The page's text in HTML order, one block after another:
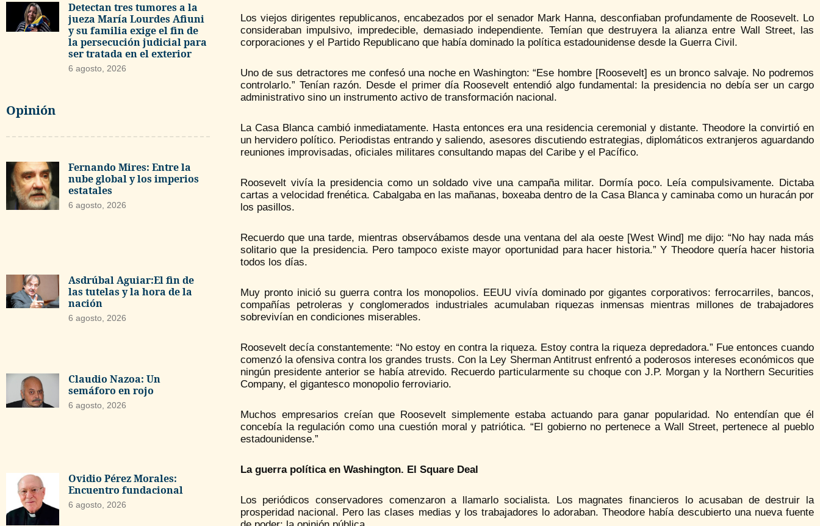
Detectan tres tumores a la
jueza María Lourdes Afiuni
y su familia exige el fin de
la persecución judicial para
ser tratada en el exterior
6 agosto, 2026
Opinión
Fernando Mires: Entre la
nube global y los imperios
estatales
6 agosto, 2026
Asdrúbal Aguiar:El fin de
las tutelas y la hora de la
nación
6 agosto, 2026
Claudio Nazoa: Un
semáforo en rojo
6 agosto, 2026
Ovidio Pérez Morales:
Encuentro fundacional
6 agosto, 2026
Los viejos dirigentes republicanos, encabezados por el senador Mark Hanna, desconfiaban profundamente de Roosevelt. Lo
consideraban impulsivo, impredecible, demasiado independiente. Temían que destruyera la alianza entre Wall Street, las
corporaciones y el Partido Republicano que había dominado la política estadounidense desde la Guerra Civil.
Uno de sus detractores me confesó una noche en Washington: “Ese hombre [Roosevelt] es un bronco salvaje. No podremos
controlarlo.” Tenían razón. Desde el primer día Roosevelt entendió algo fundamental: la presidencia no debía ser un cargo
administrativo sino un instrumento activo de transformación nacional.
La Casa Blanca cambió inmediatamente. Hasta entonces era una residencia ceremonial y distante. Theodore la convirtió en
un hervidero político. Periodistas entrando y saliendo, asesores discutiendo estrategias, diplomáticos extranjeros aguardando
reuniones improvisadas, oficiales militares consultando mapas del Caribe y el Pacífico.
Roosevelt vivía la presidencia como un soldado vive una campaña militar. Dormía poco. Leía compulsivamente. Dictaba
cartas a velocidad frenética. Cabalgaba en las mañanas, boxeaba dentro de la Casa Blanca y caminaba como un huracán por
los pasillos.
Recuerdo que una tarde, mientras observábamos desde una ventana del ala oeste [West Wind] me dijo: “No hay nada más
solitario que la presidencia. Pero tampoco existe mayor oportunidad para hacer historia.” Y Theodore quería hacer historia
todos los días.
Muy pronto inició su guerra contra los monopolios. EEUU vivía dominado por gigantes corporativos: ferrocarriles, bancos,
compañías petroleras y conglomerados industriales acumulaban riquezas inmensas mientras millones de trabajadores
sobrevivían en condiciones miserables.
Roosevelt decía constantemente: “No estoy en contra la riqueza. Estoy contra la riqueza depredadora.” Fue entonces cuando
comenzó la ofensiva contra los grandes trusts. Con la Ley Sherman Antitrust enfrentó a poderosos intereses económicos que
ningún presidente anterior se había atrevido. Recuerdo particularmente su choque con J.P. Morgan y la Northern Securities
Company, el gigantesco monopolio ferroviario.
Muchos empresarios creían que Roosevelt simplemente estaba actuando para ganar popularidad. No entendían que él
concebía la regulación como una cuestión moral y patriótica. “El gobierno no pertenece a Wall Street, pertenece al pueblo
estadounidense.”
La guerra política en Washington. El Square Deal
Los periódicos conservadores comenzaron a llamarlo socialista. Los magnates financieros lo acusaban de destruir la
prosperidad nacional. Pero las clases medias y los trabajadores lo adoraban. Theodore había descubierto una nueva fuente